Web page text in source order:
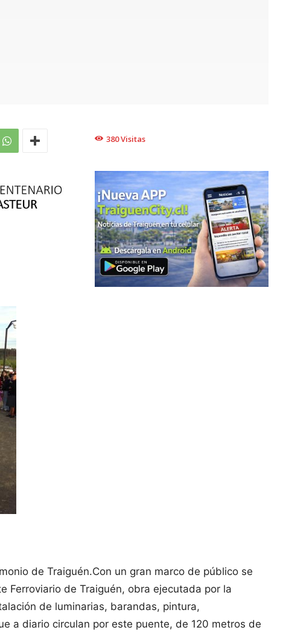
380Visitas
de Traiguén.Con un gran marco de público se
Ferroviario de Traiguén, obra ejecutada por la
de luminarias, barandas, pintura,
a diario circulan por este puente, de 120 metros de